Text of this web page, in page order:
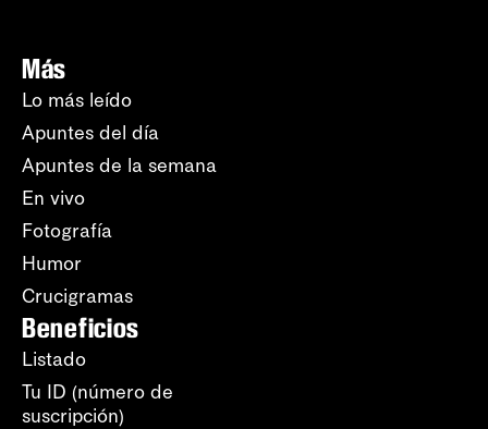
Más
Lo más leído
Apuntes del día
Apuntes de la semana
En vivo
Fotografía
Humor
Crucigramas
Beneficios
Listado
Tu ID (número de
suscripción)